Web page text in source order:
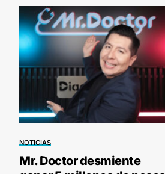
NOTICIAS
Mr. Doctor desmiente